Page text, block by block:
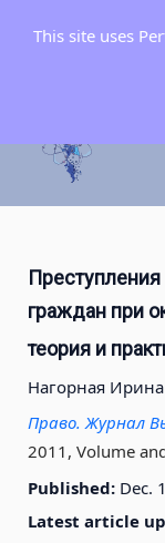
граждан при
теория и
Нагорная
Право. Журнал
2011, Volume
Published: Dec.
Latest article
This site uses